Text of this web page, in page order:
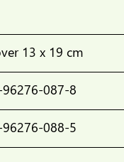
13 x 19 cm
087-8
088-5